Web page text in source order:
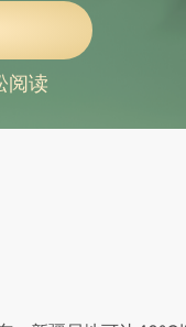
阅读